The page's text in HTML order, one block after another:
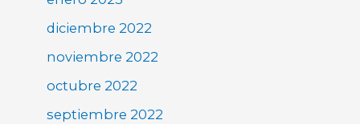
diciembre 2022
noviembre 2022
octubre 2022
septiembre 2022